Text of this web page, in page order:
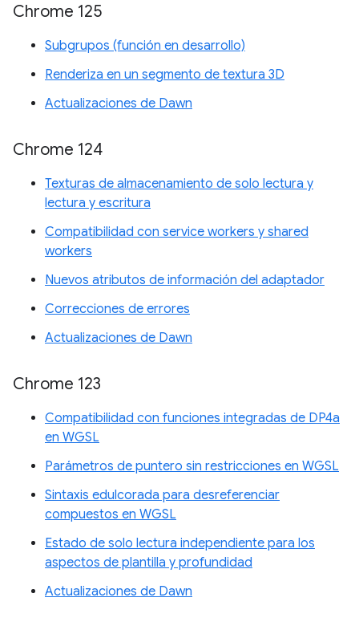
Chrome 125
Subgrupos (función en desarrollo)
Renderiza en un segmento de textura 3D
Actualizaciones de Dawn
Chrome 124
Texturas de almacenamiento de solo lectura y
lectura y escritura
Compatibilidad con service workers y shared
workers
Nuevos atributos de información del adaptador
Correcciones de errores
Actualizaciones de Dawn
Chrome 123
Compatibilidad con funciones integradas de DP4a
en WGSL
Parámetros de puntero sin restricciones en WGSL
Sintaxis edulcorada para desreferenciar
compuestos en WGSL
Estado de solo lectura independiente para los
aspectos de plantilla y profundidad
Actualizaciones de Dawn